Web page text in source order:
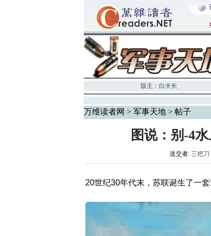
版主： 白夫长
万维读者网 > 军事天地> 帖子
图说：别-4
送交者: 三把刀
20世纪30年代末，苏联诞生了一套